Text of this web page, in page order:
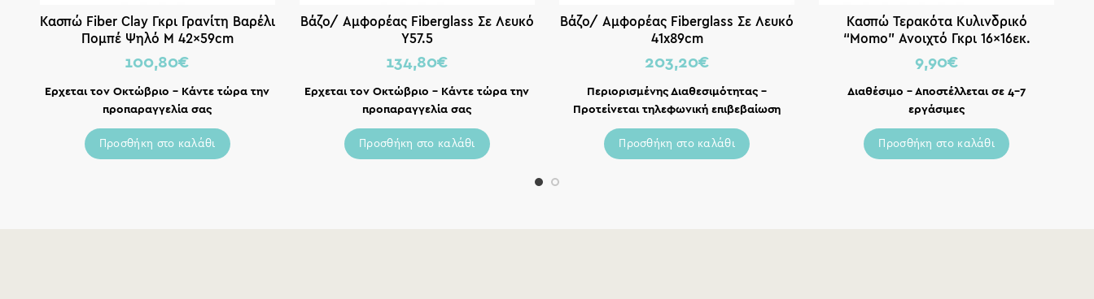
Κασπώ Fiber Clay Γκρι Γρανίτη Βαρέλι
Πομπέ Ψηλό M 42x59cm
100,80€
Ερχεται τον Οκτώβριο – Κάντε τώρα την
προπαραγγελία σας
Προσθήκη στο καλάθι
Βάζο/ Αμφορέας Fiberglass Σε Λευκό
Y57.5
134,80€
Ερχεται τον Οκτώβριο – Κάντε τώρα την
προπαραγγελία σας
Προσθήκη στο καλάθι
Βάζο/ Αμφορέας Fiberglass Σε Λευκό
41x89cm
203,20€
Περιορισμένης Διαθεσιμότητας –
Προτείνεται τηλεφωνική επιβεβαίωση
Προσθήκη στο καλάθι
Κασπώ Τερακότα Κυλινδρικό
“Momo” Ανοιχτό Γκρι 16×16εκ.
9,90€
Διαθέσιμο – Αποστέλλεται σε 4-7
εργάσιμες
Προσθήκη στο καλάθι